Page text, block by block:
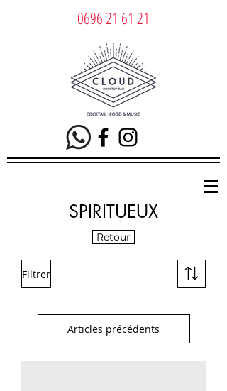
0696 21 61 21
SPIRITUEUX
Retour
Filtrer
Articles précédents